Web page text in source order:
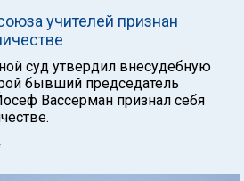
учителей признан
суд утвердил внесудебную
бывший председатель
Вассерман признал себя